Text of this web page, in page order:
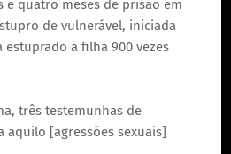
e quatro meses de prisão em
de vulnerável, iniciada
a filha 900 vezes
três testemunhas de
aquilo [agressões sexuais]